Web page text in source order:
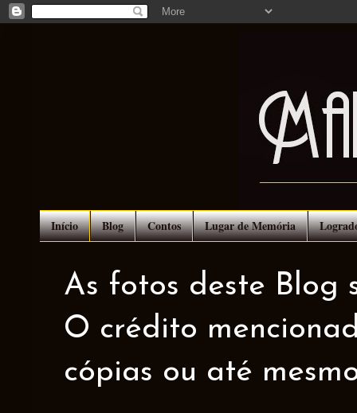
Início Blog Contos Lugar de Memória
As fotos deste Blog
O crédito
cópias ou até